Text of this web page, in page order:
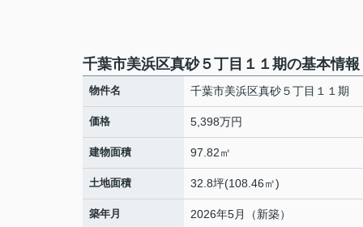
千葉市美浜区真砂５丁目１１期の基本情報
物件名 千葉市美浜区真砂５丁目１１期
価格 5,398万円
建物面積 97.82㎡
土地面積 32.8坪(108.46㎡)
築年月 2026年5月（新築）